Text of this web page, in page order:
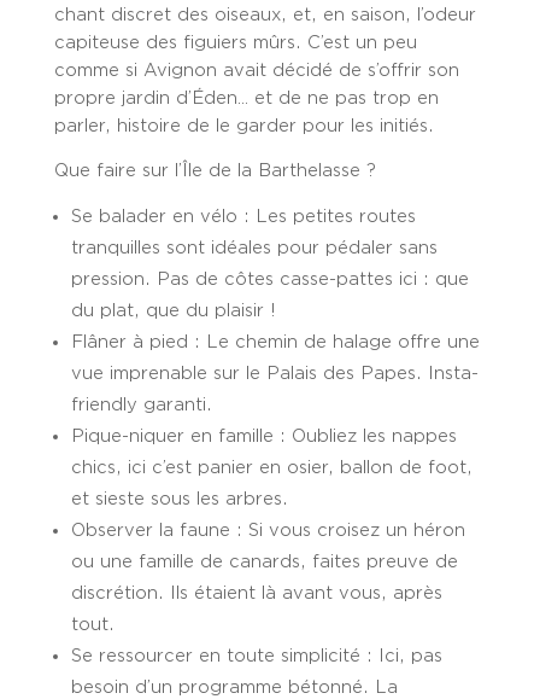
chant discret des oiseaux, et, en saison, l’odeur
capiteuse des figuiers mûrs. C’est un peu
comme si Avignon avait décidé de s’offrir son
propre jardin d’Éden… et de ne pas trop en
parler, histoire de le garder pour les initiés.
Que faire sur l’Île de la Barthelasse ?
Se balader en vélo : Les petites routes
tranquilles sont idéales pour pédaler sans
pression. Pas de côtes casse-pattes ici : que
du plat, que du plaisir !
Flâner à pied : Le chemin de halage offre une
vue imprenable sur le Palais des Papes. Insta-
friendly garanti.
Pique-niquer en famille : Oubliez les nappes
chics, ici c’est panier en osier, ballon de foot,
et sieste sous les arbres.
Observer la faune : Si vous croisez un héron
ou une famille de canards, faites preuve de
discrétion. Ils étaient là avant vous, après
tout.
Se ressourcer en toute simplicité : Ici, pas
besoin d’un programme bétonné. La